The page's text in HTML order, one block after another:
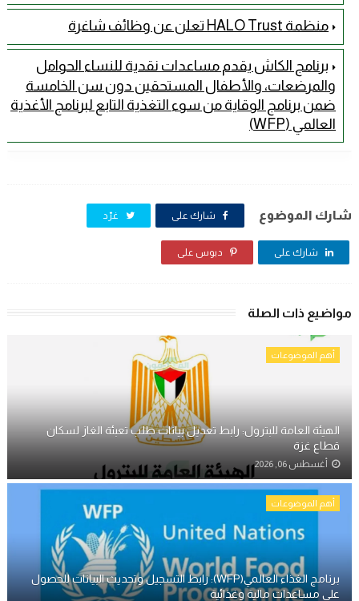
منظمة HALO Trust تعلن عن وظائف شاغرة
برنامج الكاش يقدم مساعدات نقدية للنساء الحوامل
والمرضعات، والأطفال المستحقين دون سن الخامسة
ضمن برنامج الوقاية من سوء التغذية التابع لبرنامج الأغذية
العالمي (WFP)
شارك الموضوع شارك على غرّد
شارك على دبوس على
مواضيع ذات الصلة
أهم الموضوعات
الهيئة العامة للبترول: رابط تعديل بيانات طلب تعبئة الغاز لسكان
قطاع غزة
أغسطس 06, 2026
أهم الموضوعات
برنامج الغذاء العالمي(WFP): رابط التسجيل وتحديث البيانات للحصول
على مساعدات مالية وغذائية